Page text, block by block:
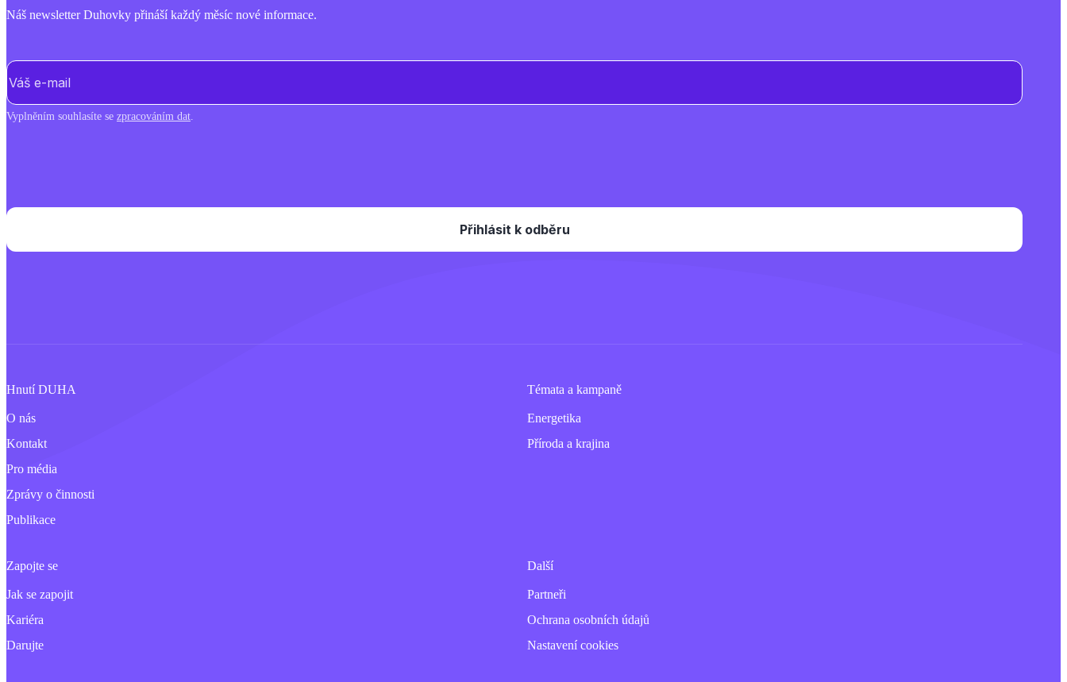
Náš newsletter Duhovky přináší každý měsíc nové informace.
E-mail
Vyplněním souhlasíte se zpracováním dat.
Hnutí DUHA
O nás
Kontakt
Pro média
Zprávy o činnosti
Publikace
Témata a kampaně
Energetika
Příroda a krajina
Zapojte se
Jak se zapojit
Kariéra
Darujte
Další
Partneři
Ochrana osobních údajů
Nastavení cookies